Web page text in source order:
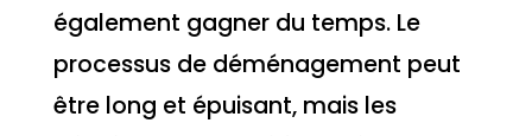
également gagner du temps. Le
processus de déménagement peut
être long et épuisant, mais les